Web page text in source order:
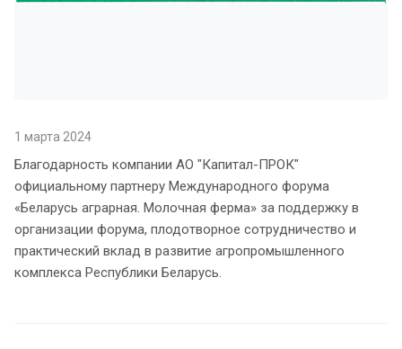
1 марта 2024
Благодарность компании АО "Капитал-ПРОК"
официальному партнеру Международного форума
«Беларусь аграрная. Молочная ферма» за поддержку в
организации форума, плодотворное сотрудничество и
практический вклад в развитие агропромышленного
комплекса Республики Беларусь.